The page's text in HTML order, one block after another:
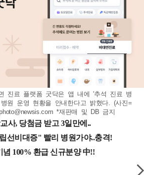
진료 플랫폼 굿닥은 앱 내에 '추석 진료 병
원 운영 현황을 안내한다고 밝혔다. (사진=
*재판매 및 DB 금지